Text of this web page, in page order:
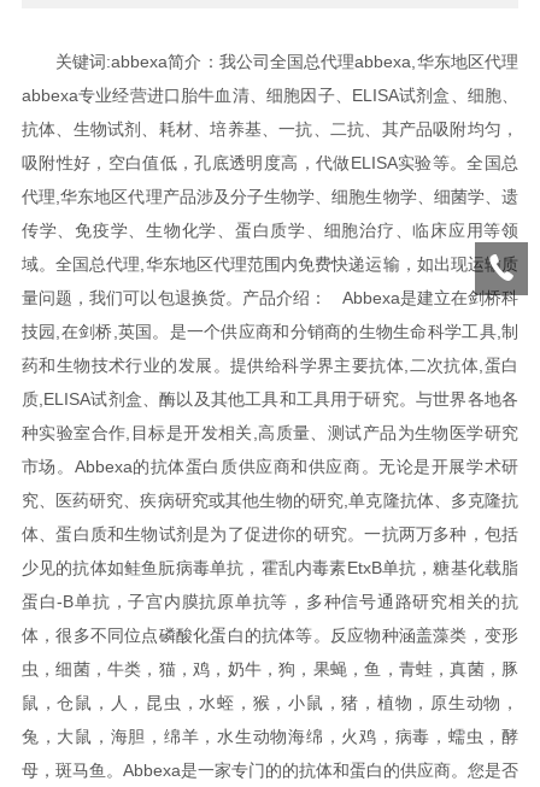
关键词:abbexa简介：我公司全国总代理abbexa,华东地区代理
abbexa专业经营进口胎牛血清、细胞因子、ELISA试剂盒、细胞、
抗体、生物试剂、耗材、培养基、一抗、二抗、其产品吸附均匀，
吸附性好，空白值低，孔底透明度高，代做ELISA实验等。全国总
代理,华东地区代理产品涉及分子生物学、细胞生物学、细菌学、遗
传学、免疫学、生物化学、蛋白质学、细胞治疗、临床应用等领
域。全国总代理,华东地区代理范围内免费快递运输，如出现运输质
量问题，我们可以包退换货。 产品介绍： Abbexa是建立在剑桥科
技园,在剑桥,英国。是一个供应商和分销商的生物生命科学工具,制
药和生物技术行业的发展。提供给科学界主要抗体,二次抗体,蛋白
质,ELISA试剂盒、酶以及其他工具和工具用于研究。与世界各地各
种实验室合作,目标是开发相关,高质量、测试产品为生物医学研究
市场。 Abbexa的抗体蛋白质供应商和供应商。无论是开展学术研
究、医药研究、疾病研究或其他生物的研究,单克隆抗体、多克隆抗
体、蛋白质和生物试剂是为了促进你的研究。一抗两万多种，包括
少见的抗体如鲑鱼朊病毒单抗，霍乱内毒素EtxB单抗，糖基化载脂
蛋白-B单抗，子宫内膜抗原单抗等，多种信号通路研究相关的抗
体，很多不同位点磷酸化蛋白的抗体等。反应物种涵盖藻类，变形
虫，细菌，牛类，猫，鸡，奶牛，狗，果蝇，鱼，青蛙，真菌，豚
鼠，仓鼠，人，昆虫，水蛭，猴，小鼠，猪，植物，原生动物，
兔，大鼠，海胆，绵羊，水生动物海绵，火鸡，病毒，蠕虫，酵
母，斑马鱼。 Abbexa是一家专门的的抗体和蛋白的供应商。您是否